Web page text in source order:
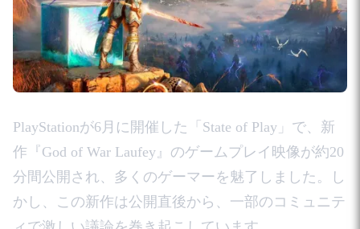
PlayStationが6月に開催した「State of Play」で、新
作『God of War Laufey』のゲームプレイ映像が約20
分間公開され、多くのゲーマーを魅了しました。し
かし、この新作は公開直後から、一部のコミュニテ